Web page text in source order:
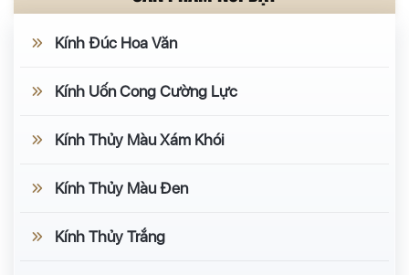
Kính Đúc Hoa Văn
Kính Uốn Cong Cường Lực
Kính Thủy Màu Xám Khói
Kính Thủy Màu Đen
Kính Thủy Trắng